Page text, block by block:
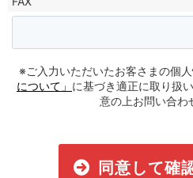
※ご入力いただいたお客さまの個人
について」 に基づき適正に取り扱
意の上お問い合わ
同意して確